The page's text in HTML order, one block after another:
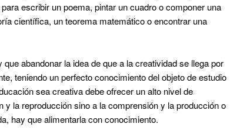
escribir un poema, pintar un cuadro o componer una
científica, un teorema matemático o encontrar una
abandonar la idea de que a la creatividad se llega por
teniendo un perfecto conocimiento del objeto de estudio
sea creativa debe ofrecer un alto nivel de
la reproducción sino a la comprensión y la producción o
hay que alimentarla con conocimiento.